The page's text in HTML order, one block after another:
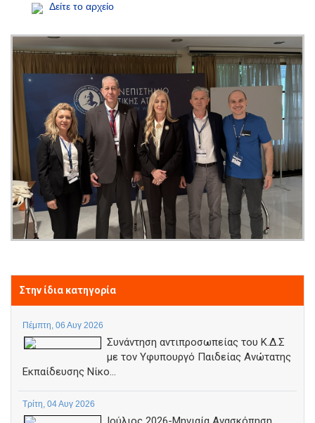
Δείτε το αρχείο
Στην ίδια κατηγορία
Πέμπτη, 06 Αυγ 2026
Συνάντηση αντιπροσωπείας του Κ.Δ.Σ
με τον Υφυπουργό Παιδείας Ανώτατης
Εκπαίδευσης Νίκο...
Τρίτη, 04 Αυγ 2026